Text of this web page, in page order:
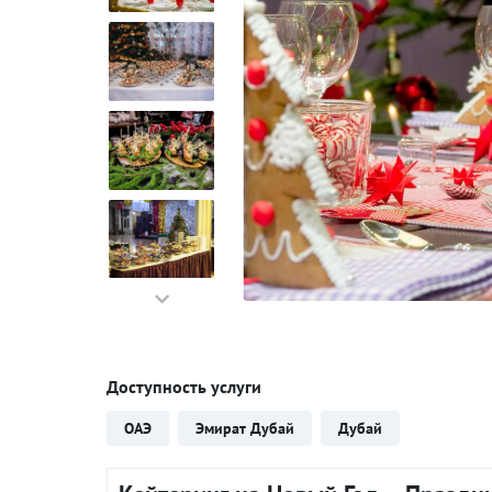
Доступность услуги
ОАЭ Эмират Дубай Дубай